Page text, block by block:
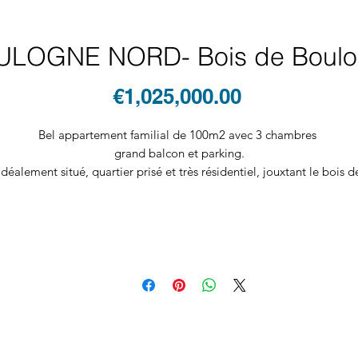
NORD- Bois de
€1,025,000.00Price
grand balcon et parking.
situé, quartier prisé et très résidentiel, jouxtant le bois
parent et sur la gauche les 2 chambres enfant, 2 salles de bains et 2WC